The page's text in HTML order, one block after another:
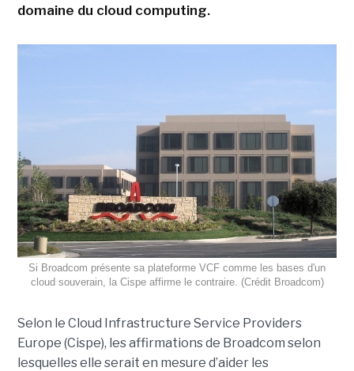
domaine du cloud computing.
Si Broadcom présente sa plateforme VCF comme les bases d'un
cloud souverain, la Cispe affirme le contraire. (Crédit Broadcom)
Selon le Cloud Infrastructure Service Providers
Europe (Cispe), les affirmations de Broadcom selon
lesquelles elle serait en mesure d’aider les